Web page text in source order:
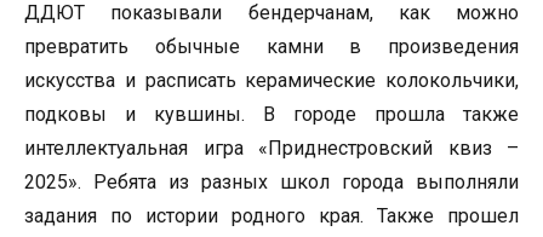
ДДЮТ показывали бендерчанам, как можно
превратить обычные камни в произведения
искусства и расписать керамические колокольчики,
подковы и кувшины. В городе прошла также
интеллектуальная игра «Приднестровский квиз –
2025». Ребята из разных школ города выполняли
задания по истории родного края. Также прошел